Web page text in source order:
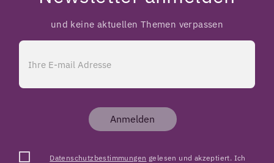
und keine aktuellen Themen verpassen
Anmelden
Datenschutzbestimmungen gelesen und akzeptiert. Ich